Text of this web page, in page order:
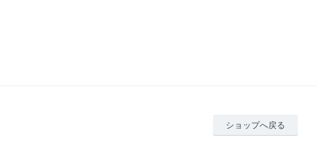
ショップへ戻る